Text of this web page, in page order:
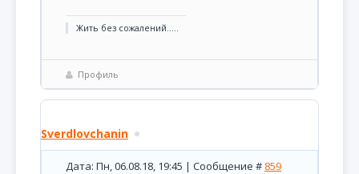
Жить без сожалений.....
Профиль
Sverdlovchanin
Дата: Пн, 06.08.18, 19:45 | Сообщение # 859